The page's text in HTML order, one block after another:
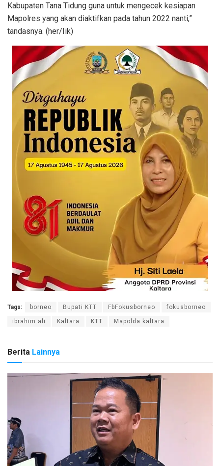
Kabupaten Tana Tidung guna untuk mengecek kesiapan
Mapolres yang akan diaktifkan pada tahun 2022 nanti,”
tandasnya. (her/Iik)
Tags: borneo Bupati KTT FbFokusborneo fokusborneo
ibrahim ali Kaltara KTT Mapolda kaltara
Berita Lainnya